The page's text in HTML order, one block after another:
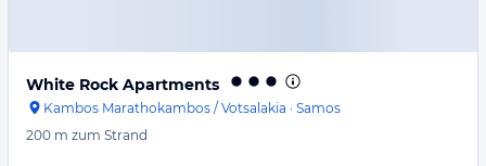
White Rock Apartments
Kambos Marathokambos / Votsalakia · Samos
200 m zum Strand